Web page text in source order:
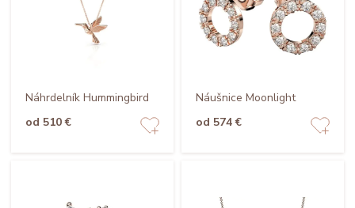
Náhrdelník Hummingbird
od 510 €
Náušnice Moonlight
od 574 €